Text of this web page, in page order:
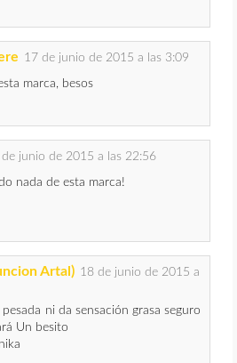
17 de junio de 2015 a las 3:09
marca, besos
junio de 2015 a las 22:56
nada de esta marca!
Artal) 18 de junio de 2015 a
pesada ni da sensación grasa seguro
Un besito